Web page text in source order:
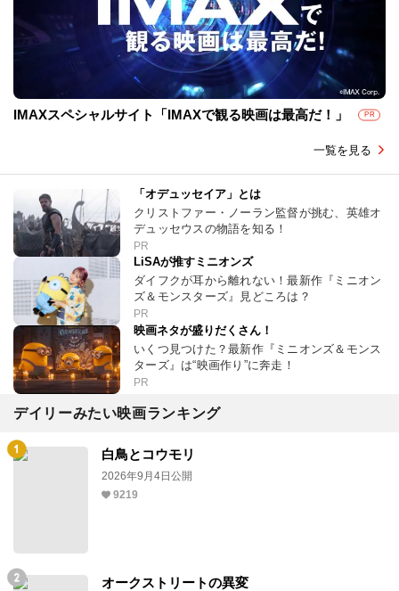
IMAXスペシャルサイト「IMAXで観る映画は最高だ！」 PR
一覧を見る
「オデュッセイア」とは
クリストファー・ノーラン監督が挑む、英雄オ
デュッセウスの物語を知る！
PR
LiSAが推すミニオンズ
ダイフクが耳から離れない！最新作『ミニオン
ズ＆モンスターズ』見どころは？
PR
映画ネタが盛りだくさん！
いくつ見つけた？最新作『ミニオンズ＆モンス
ターズ』は“映画作り”に奔走！
PR
デイリーみたい映画ランキング
白鳥とコウモリ
2026年9月4日公開
9219
オークストリートの異変